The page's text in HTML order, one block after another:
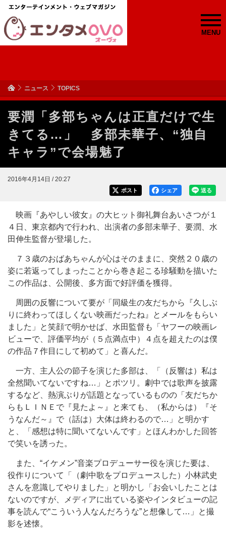
MENU
ニュース TOPICS
要潤「多部ちゃんは正直だけで生
きてる…」 多部未華子、“独自
キャラ”で会場魅了
2016年4月14日 / 20:27
送る
シェア
ポスト
映画『あやしい彼女』の大ヒット御礼舞台あいさつが１
４日、東京都内で行われ、出演者の多部未華子、要潤、水
田伸生監督が登場した。
７３歳のおばあちゃんが心はそのままに、突然２０歳の
姿に若返ってしまったことから巻き起こる珍騒動を描いた
この作品は、公開後、多方面で好評価を獲得。
周囲の反響について要が「同級生の友だちから『久しぶ
りに終わってほしくない映画だったね』とメールをもらい
ました」と笑顔で明かせば、水田監督も「ヤフーの映画レ
ビューで、評価平均が（５点満点中）４点を超えたのは僕
の作品７作目にして初めて」と喜んだ。
一方、主人公の節子を演じた多部は、「（反響は）私は
全然聞いてないですね…」とポツリ。劇中では歌声を披露
するなど、熱演ぶりが話題となっているものの「友だちか
らもＬＩＮＥで『見たよ～』と来ても、（私からは）『そ
うなんだ～』で（話は）大体は終わるので…」と明かす
と、「感想は特に聞いてないんです」とほんわかした回答
で笑いを誘った。
また、“イケメン”音楽プロデューサー役を演じた要は、
役作りについて「（劇中歌をプロデュースした）小林武史
さんを意識してやりました」と明かし「お会いしたことは
ないのですが、メディアに出ている姿やインタビューの記
事を読んで“こういう人なんだろうな”と想像して…」と撮
影を述懐。